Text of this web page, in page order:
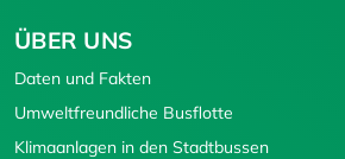
ÜBER UNS
Daten und Fakten
Umweltfreundliche Busflotte
Klimaanlagen in den Stadtbussen